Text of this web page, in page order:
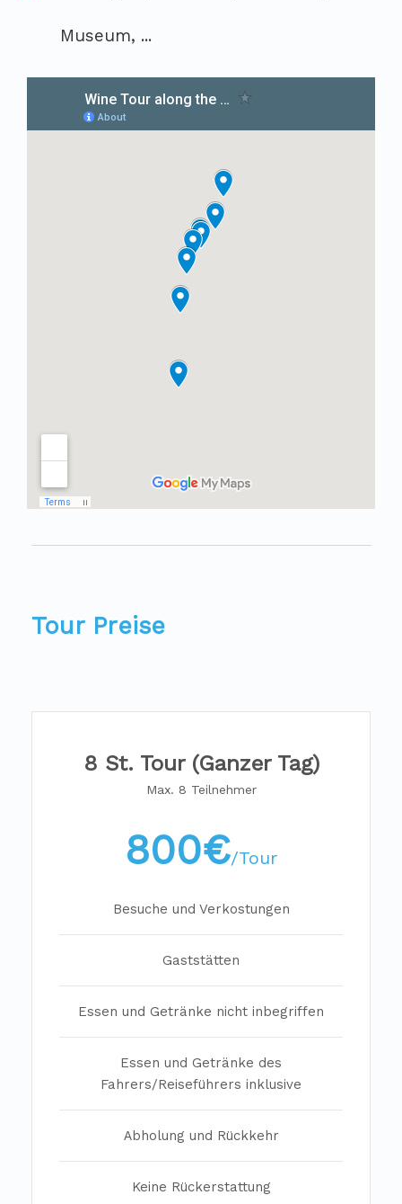
Museum, ...
Tour Preise
8 St. Tour (Ganzer Tag)
Max. 8 Teilnehmer
800€/Tour
Besuche und Verkostungen
Gaststätten
Essen und Getränke nicht inbegriffen
Essen und Getränke des
Fahrers/Reiseführers inklusive
Abholung und Rückkehr
Keine Rückerstattung